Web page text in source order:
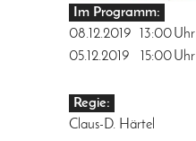
Im Programm:
08.12.2019
13:00Uhr
05.12.2019
15:00Uhr
Regie:
Claus-D. Härtel